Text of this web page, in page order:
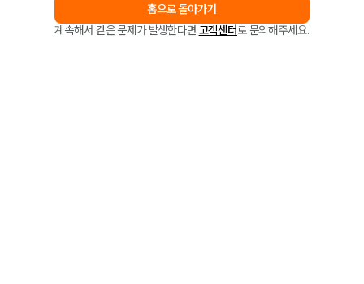
홈으로 돌아가기
계속해서 같은 문제가 발생한다면 고객센터로 문의해주세요.